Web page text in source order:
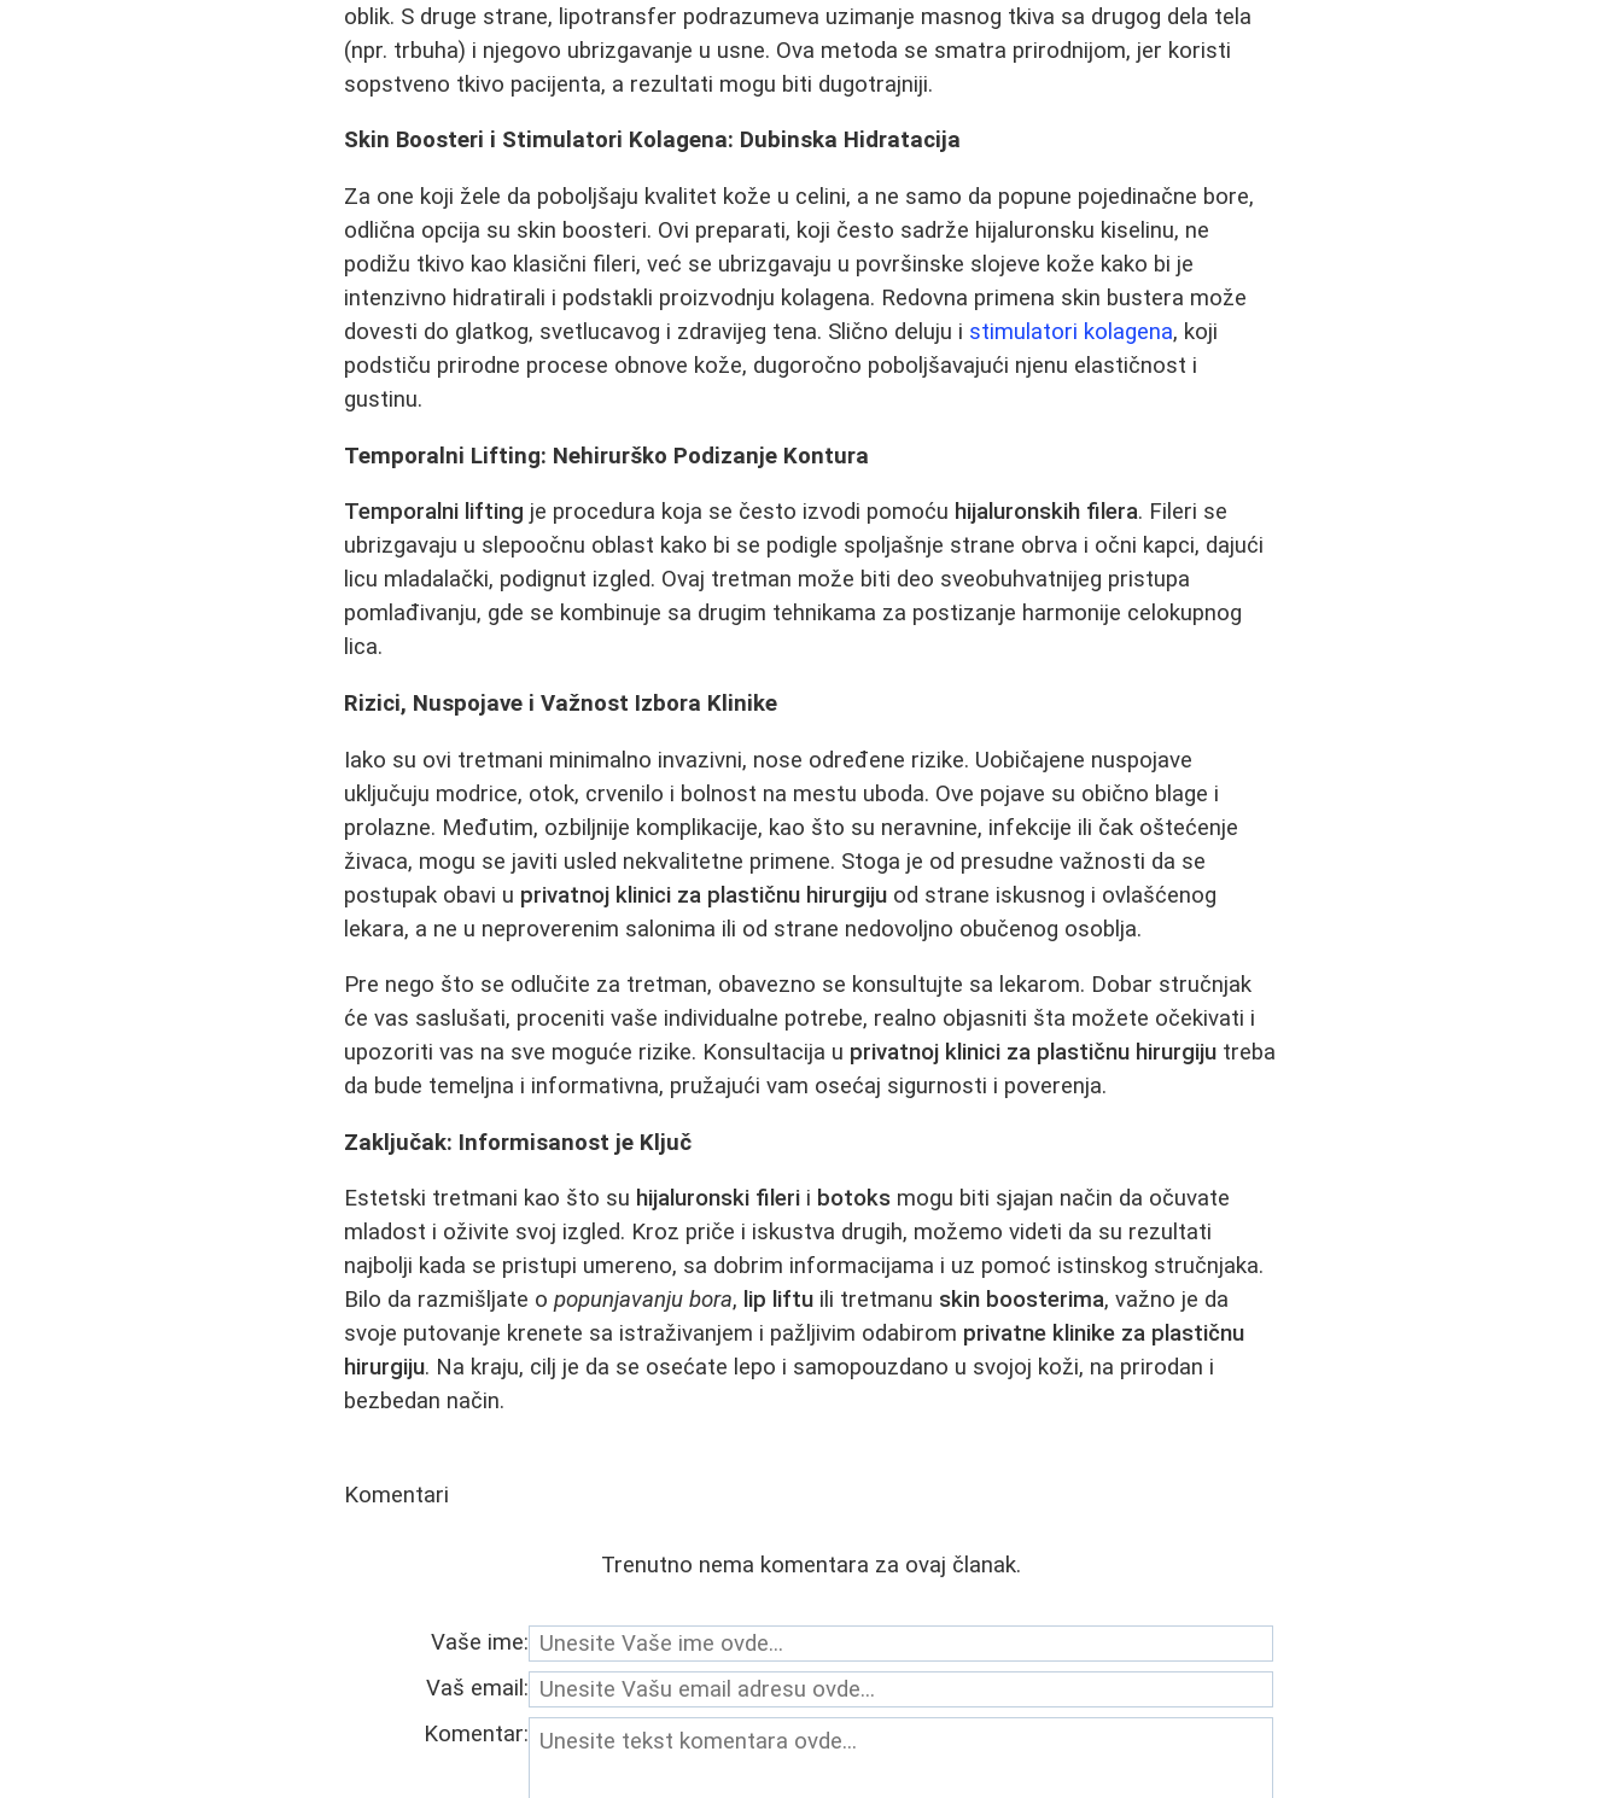
oblik. S druge strane, lipotransfer podrazumeva uzimanje masnog tkiva sa drugog dela tela
(npr. trbuha) i njegovo ubrizgavanje u usne. Ova metoda se smatra prirodnijom, jer koristi
sopstveno tkivo pacijenta, a rezultati mogu biti dugotrajniji.
Skin Boosteri i Stimulatori Kolagena: Dubinska Hidratacija
Za one koji žele da poboljšaju kvalitet kože u celini, a ne samo da popune pojedinačne bore,
odlična opcija su skin boosteri. Ovi preparati, koji često sadrže hijaluronsku kiselinu, ne
podižu tkivo kao klasični fileri, već se ubrizgavaju u površinske slojeve kože kako bi je
intenzivno hidratirali i podstakli proizvodnju kolagena. Redovna primena skin bustera može
dovesti do glatkog, svetlucavog i zdravijeg tena. Slično deluju i stimulatori kolagena, koji
podstiču prirodne procese obnove kože, dugoročno poboljšavajući njenu elastičnost i
gustinu.
Temporalni Lifting: Nehirurško Podizanje Kontura
Temporalni lifting je procedura koja se često izvodi pomoću hijaluronskih filera. Fileri se
ubrizgavaju u slepoočnu oblast kako bi se podigle spoljašnje strane obrva i očni kapci, dajući
licu mladalački, podignut izgled. Ovaj tretman može biti deo sveobuhvatnijeg pristupa
pomlađivanju, gde se kombinuje sa drugim tehnikama za postizanje harmonije celokupnog
lica.
Rizici, Nuspojave i Važnost Izbora Klinike
Iako su ovi tretmani minimalno invazivni, nose određene rizike. Uobičajene nuspojave
uključuju modrice, otok, crvenilo i bolnost na mestu uboda. Ove pojave su obično blage i
prolazne. Međutim, ozbiljnije komplikacije, kao što su neravnine, infekcije ili čak oštećenje
živaca, mogu se javiti usled nekvalitetne primene. Stoga je od presudne važnosti da se
postupak obavi u privatnoj klinici za plastičnu hirurgiju od strane iskusnog i ovlašćenog
lekara, a ne u neproverenim salonima ili od strane nedovoljno obučenog osoblja.
Pre nego što se odlučite za tretman, obavezno se konsultujte sa lekarom. Dobar stručnjak
će vas saslušati, proceniti vaše individualne potrebe, realno objasniti šta možete očekivati i
upozoriti vas na sve moguće rizike. Konsultacija u privatnoj klinici za plastičnu hirurgiju treba
da bude temeljna i informativna, pružajući vam osećaj sigurnosti i poverenja.
Zaključak: Informisanost je Ključ
Estetski tretmani kao što su hijaluronski fileri i botoks mogu biti sjajan način da očuvate
mladost i oživite svoj izgled. Kroz priče i iskustva drugih, možemo videti da su rezultati
najbolji kada se pristupi umereno, sa dobrim informacijama i uz pomoć istinskog stručnjaka.
Bilo da razmišljate opopunjavanju bora, lip liftu ili tretmanu skin boosterima, važno je da
svoje putovanje krenete sa istraživanjem i pažljivim odabirom privatne klinike za plastičnu
hirurgiju. Na kraju, cilj je da se osećate lepo i samopouzdano u svojoj koži, na prirodan i
bezbedan način.
Komentari
Trenutno nema komentara za ovaj članak.
Vaše ime:
Vaš email:
Komentar: